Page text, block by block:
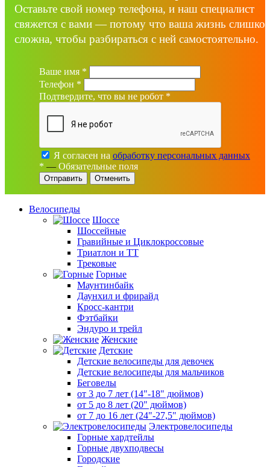
Оставьте свой номер телефона, и наш специалист
свяжется с вами — потому что ваша жизнь
сложна, чтобы разбираться с ней самостоятельно.
Ваше имя *
Телефон *
Подтвердите, что вы не робот *
Я согласен на обработку персональных данных
* — Обязательные поля
Отменить
Велосипеды
Шоссе
Шоссейные
Гравийные и Циклокроссовые
Триатлон и ТТ
Трековые
Горные
Маунтинбайк
Даунхил и фрирайд
Кросс-кантри
Фэтбайки
Эндуро и трейл
Женские
Детские
Детские велосипеды для девочек
Детские велосипеды для мальчиков
Беговелы
от 3 до 7 лет (14"-18" дюймов)
от 5 до 8 лет (20" дюймов)
от 7 до 16 лет (24"-27,5" дюймов)
Электровелосипеды
Горные хардтейлы
Горные двухподвесы
Городские